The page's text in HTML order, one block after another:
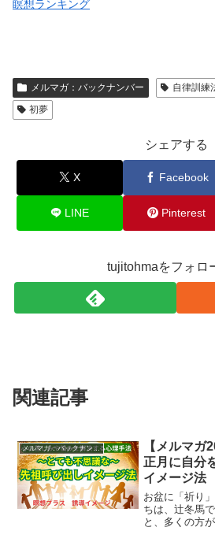
瞑想ランキング
メルマガ：バックナンバー 自律訓練
初夢
シェアする
X Facebook
LINE Pinterest
tujitohmaをフォロ
関連記事
メルマガ：バックナンバー
【メルマガ
正月に自分
イメージ法
お盆に「祈り
ちは、辻冬馬
と、多くの方